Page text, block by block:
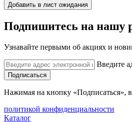
Добавить в лист ожидания
Подпишитесь на нашу
Узнавайте первыми об акциях и
Введите
Подписаться
Нажимая на кнопку «Подписаться»,
политикой конфиденциальности
Каталог